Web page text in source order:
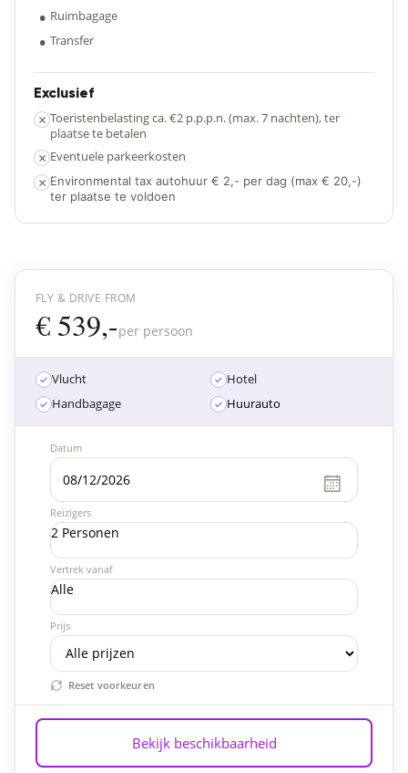
• Ruimbagage
• Transfer
Exclusief
× Toeristenbelasting ca. €2 p.p.p.n. (max. 7 nachten), ter
plaatse te betalen
× Eventuele parkeerkosten
× Environmental tax autohuur € 2,- per dag (max € 20,-)
ter plaatse te voldoen
FLY & DRIVE FROM
€ 539,-per persoon
Vlucht
Handbagage
Hotel
Huurauto
Reizigers
2 Personen
Vertrek vanaf
Alle
Prijs
Datum
Reset voorkeuren
Bekijk beschikbaarheid